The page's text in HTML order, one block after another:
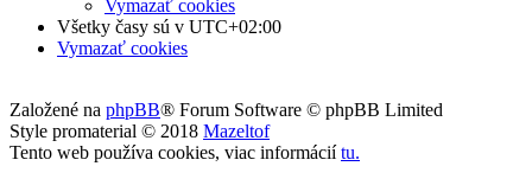
Vymazať cookies
Všetky časy sú v UTC+02:00
Vymazať cookies
Založené na phpBB® Forum Software © phpBB Limited
Style promaterial © 2018 Mazeltof
Tento web používa cookies, viac informáciítu.